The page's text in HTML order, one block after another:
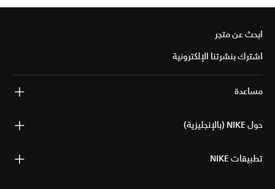
ابحث عن متجر
اشترك بنشرتنا الإلكترونية
مساعدة
حول NIKE (بالإنجليزية)
تطبيقات NIKE